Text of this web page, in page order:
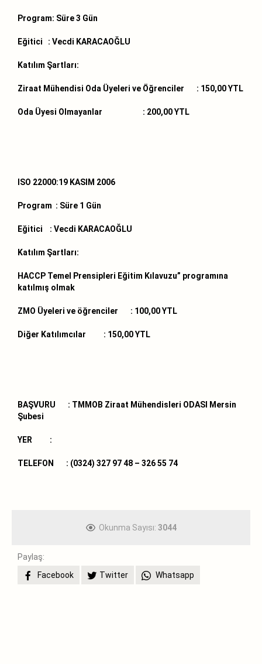
Program: Süre 3 Gün
Eğitici : Vecdi KARACAOĞLU
Katılım Şartları:
Ziraat Mühendisi Oda Üyeleri ve Öğrenciler : 150,00 YTL
Oda Üyesi Olmayanlar : 200,00 YTL
ISO 22000:19 KASIM 2006
Program : Süre 1 Gün
Eğitici : Vecdi KARACAOĞLU
Katılım Şartları:
HACCP Temel Prensipleri Eğitim Kılavuzu” programına
katılmış olmak
ZMO Üyeleri ve öğrenciler : 100,00 YTL
Diğer Katılımcılar : 150,00 YTL
BAŞVURU : TMMOB Ziraat Mühendisleri ODASI Mersin
Şubesi
YER :
TELEFON : (0324) 327 97 48 – 326 55 74
Okunma Sayısı: 3044
Paylaş:
Facebook
Twitter Whatsapp